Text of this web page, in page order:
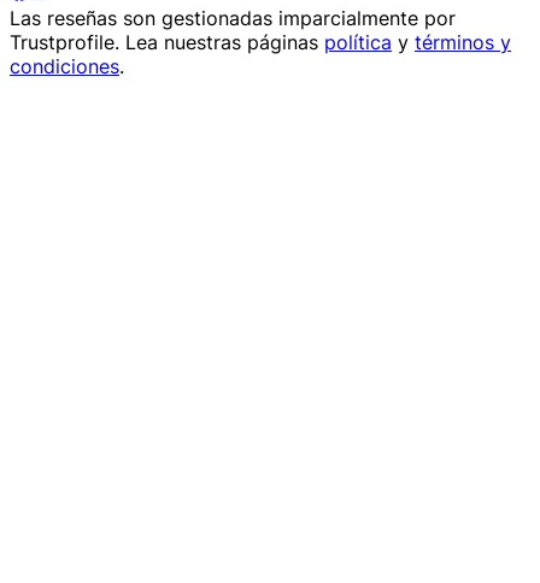
Las reseñas son gestionadas imparcialmente por
Trustprofile. Lea nuestras páginas política y términos y
condiciones.